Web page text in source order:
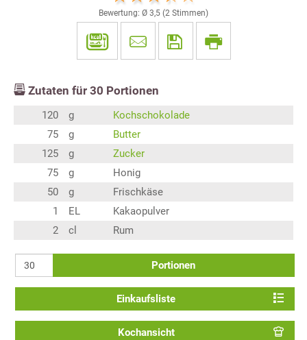
Bewertung: Ø 3,5 (2 Stimmen)
Zutaten für 30 Portionen
120 g
Kochschokolade
75
g
Butter
125
g
Zucker
75
g
Honig
50
g
Frischkäse
1
EL
Kakaopulver
2
cl Rum
Portionen
Einkaufsliste
Kochansicht